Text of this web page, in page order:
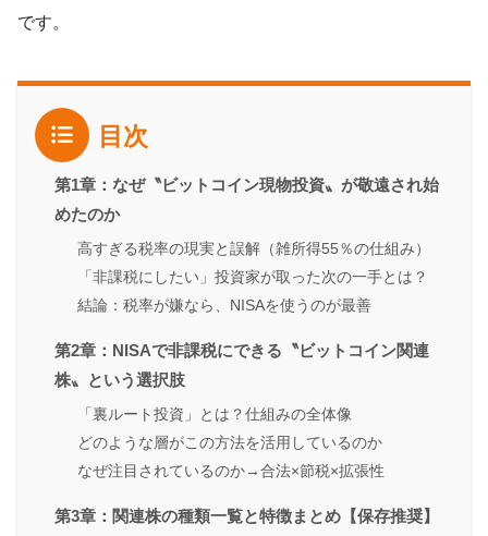
です。
目次
第1章：なぜ〝ビットコイン現物投資〟が敬遠され始
めたのか
高すぎる税率の現実と誤解（雑所得55％の仕組み）
「非課税にしたい」投資家が取った次の一手とは？
結論：税率が嫌なら、NISAを使うのが最善
第2章：NISAで非課税にできる〝ビットコイン関連
株〟という選択肢
「裏ルート投資」とは？仕組みの全体像
どのような層がこの方法を活用しているのか
なぜ注目されているのか→合法×節税×拡張性
第3章：関連株の種類一覧と特徴まとめ【保存推奨】